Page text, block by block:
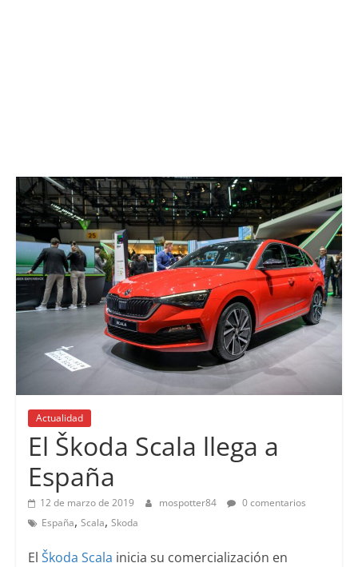
Actualidad
El Škoda Scala llega a
España
12 de marzo de 2019 mospotter84
0 comentarios
España, Scala, Skoda
El Škoda Scala inicia su comercialización en